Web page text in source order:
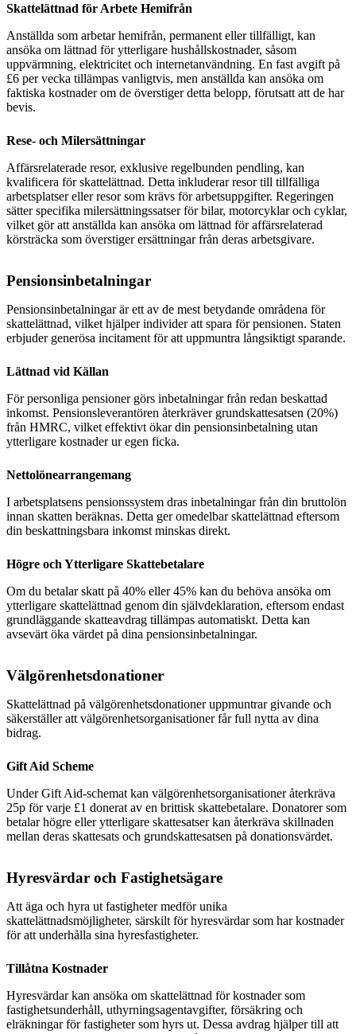
Skattelättnad för Arbete Hemifrån
Anställda som arbetar hemifrån, permanent eller tillfälligt, kan
ansöka om lättnad för ytterligare hushållskostnader, såsom
uppvärmning, elektricitet och internetanvändning. En fast avgift på
£6 per vecka tillämpas vanligtvis, men anställda kan ansöka om
faktiska kostnader om de överstiger detta belopp, förutsatt att de har
bevis.
Rese- och Milersättningar
Affärsrelaterade resor, exklusive regelbunden pendling, kan
kvalificera för skattelättnad. Detta inkluderar resor till tillfälliga
arbetsplatser eller resor som krävs för arbetsuppgifter. Regeringen
sätter specifika milersättningssatser för bilar, motorcyklar och cyklar,
vilket gör att anställda kan ansöka om lättnad för affärsrelaterad
körsträcka som överstiger ersättningar från deras arbetsgivare.
Pensionsinbetalningar
Pensionsinbetalningar är ett av de mest betydande områdena för
skattelättnad, vilket hjälper individer att spara för pensionen. Staten
erbjuder generösa incitament för att uppmuntra långsiktigt sparande.
Lättnad vid Källan
För personliga pensioner görs inbetalningar från redan beskattad
inkomst. Pensionsleverantören återkräver grundskattesatsen (20%)
från HMRC, vilket effektivt ökar din pensionsinbetalning utan
ytterligare kostnader ur egen ficka.
Nettolönearrangemang
I arbetsplatsens pensionssystem dras inbetalningar från din bruttolön
innan skatten beräknas. Detta ger omedelbar skattelättnad eftersom
din beskattningsbara inkomst minskas direkt.
Högre och Ytterligare Skattebetalare
Om du betalar skatt på 40% eller 45% kan du behöva ansöka om
ytterligare skattelättnad genom din självdeklaration, eftersom endast
grundläggande skatteavdrag tillämpas automatiskt. Detta kan
avsevärt öka värdet på dina pensionsinbetalningar.
Välgörenhetsdonationer
Skattelättnad på välgörenhetsdonationer uppmuntrar givande och
säkerställer att välgörenhetsorganisationer får full nytta av dina
bidrag.
Gift Aid Scheme
Under Gift Aid-schemat kan välgörenhetsorganisationer återkräva
25p för varje £1 donerat av en brittisk skattebetalare. Donatorer som
betalar högre eller ytterligare skattesatser kan återkräva skillnaden
mellan deras skattesats och grundskattesatsen på donationsvärdet.
Hyresvärdar och Fastighetsägare
Att äga och hyra ut fastigheter medför unika
skattelättnadsmöjligheter, särskilt för hyresvärdar som har kostnader
för att underhålla sina hyresfastigheter.
Tillåtna Kostnader
Hyresvärdar kan ansöka om skattelättnad för kostnader som
fastighetsunderhåll, uthyrningsagentavgifter, försäkring och
elräkningar för fastigheter som hyrs ut. Dessa avdrag hjälper till att